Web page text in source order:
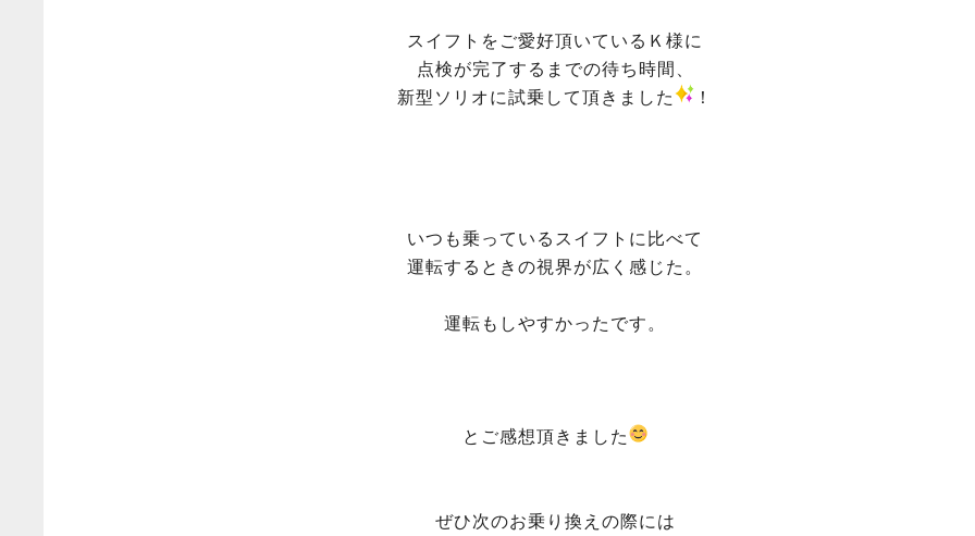
スイフトをご愛好頂いているＫ様に
点検が完了するまでの待ち時間、
新型ソリオに試乗して頂きました
！
いつも乗っているスイフトに比べて
運転するときの視界が広く感じた。
運転もしやすかったです。
とご感想頂きました
ぜひ次のお乗り換えの際には